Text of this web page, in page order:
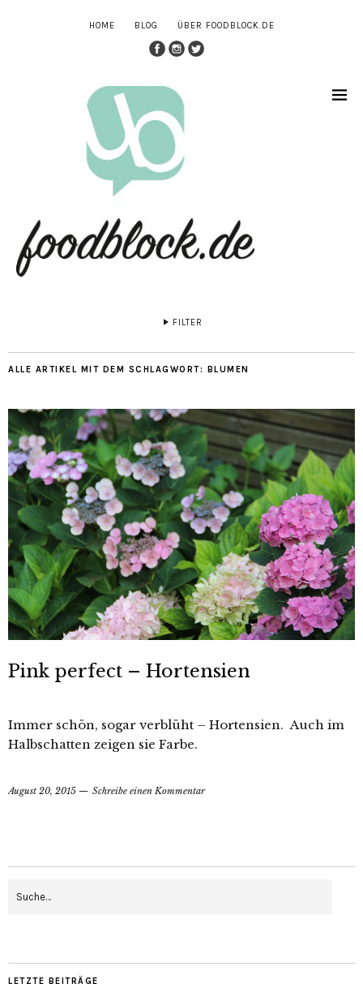
HOME BLOG ÜBER FOODBLOCK.DE
FILTER
ALLE ARTIKEL MIT DEM SCHLAGWORT: BLUMEN
Pink perfect – Hortensien
Immer schön, sogar verblüht – Hortensien. Auch im
Halbschatten zeigen sie Farbe.
August 20, 2015 Schreibe einen Kommentar
LETZTE BEITRÄGE